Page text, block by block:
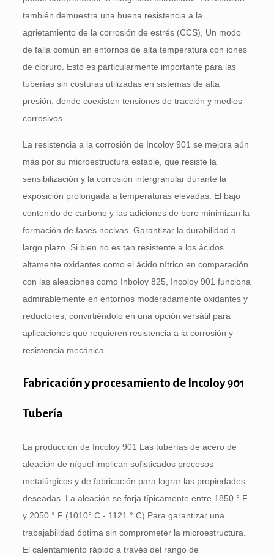
también demuestra una buena resistencia a la
agrietamiento de la corrosión de estrés (CCS), Un modo
de falla común en entornos de alta temperatura con iones
de cloruro. Esto es particularmente importante para las
tuberías sin costuras utilizadas en sistemas de alta
presión, donde coexisten tensiones de tracción y medios
corrosivos.
La resistencia a la corrosión de Incoloy 901 se mejora aún
más por su microestructura estable, que resiste la
sensibilización y la corrosión intergranular durante la
exposición prolongada a temperaturas elevadas. El bajo
contenido de carbono y las adiciones de boro minimizan la
formación de fases nocivas, Garantizar la durabilidad a
largo plazo. Si bien no es tan resistente a los ácidos
altamente oxidantes como el ácido nítrico en comparación
con las aleaciones como Inboloy 825, Incoloy 901 funciona
admirablemente en entornos moderadamente oxidantes y
reductores, convirtiéndolo en una opción versátil para
aplicaciones que requieren resistencia a la corrosión y
resistencia mecánica.
Fabricación y procesamiento de Incoloy 901
Tubería
La producción de Incoloy 901 Las tuberías de acero de
aleación de níquel implican sofisticados procesos
metalúrgicos y de fabricación para lograr las propiedades
deseadas. La aleación se forja típicamente entre 1850 ° F
y 2050 ° F (1010° C - 1121 ° C) Para garantizar una
trabajabilidad óptima sin comprometer la microestructura.
El calentamiento rápido a través del rango de